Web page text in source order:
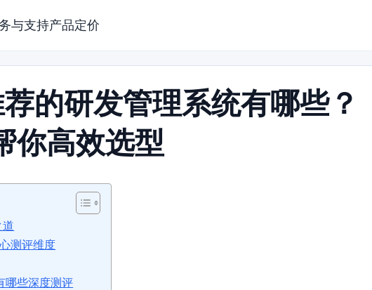
与支持产品定价
的研发管理系统有哪些？
你高效选型
测评维度
哪些深度测评